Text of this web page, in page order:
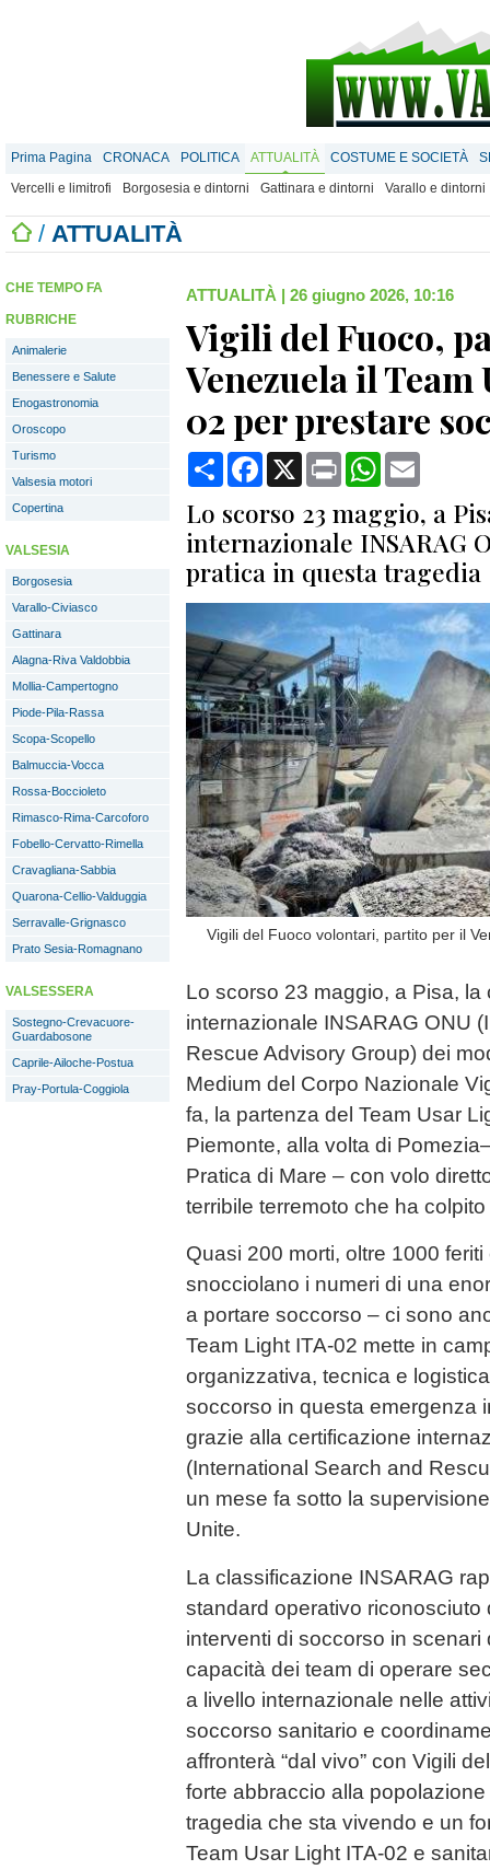
Prima Pagina CRONACA POLITICA ATTUALITÀ COSTUME E SOCIETÀ
Vercelli e limitrofi
Borgosesia e dintorni Gattinara e dintorni Varallo e dintorni
/ ATTUALITÀ
CHE TEMPO FA
RUBRICHE
Animalerie
Benessere e Salute
Enogastronomia
Oroscopo
Turismo
Valsesia motori
Copertina
VALSESIA
Borgosesia
Varallo-Civiasco
Gattinara
Alagna-Riva Valdobbia
Mollia-Campertogno
Piode-Pila-Rassa
Scopa-Scopello
Balmuccia-Vocca
Rossa-Boccioleto
Rimasco-Rima-Carcoforo
Fobello-Cervatto-Rimella
Cravagliana-Sabbia
Quarona-Cellio-Valduggia
Serravalle-Grignasco
Prato Sesia-Romagnano
VALSESSERA
Sostegno-Crevacuore-
Guardabosone
Caprile-Ailoche-Postua
Pray-Portula-Coggiola
ATTUALITÀ | 26 giugno 2026, 10:16
Vigili del Fuoco,
Venezuela il
02 per prestare
CondividiFacebook
X Print WhatsApp
Lo scorso 23 maggio, a
internazionale INSARAG
pratica in questa tragedia
Vigili del Fuoco volontari, partito per il
Lo scorso 23 maggio, a Pisa, la
internazionale INSARAG ONU
Rescue Advisory Group) dei
Medium del Corpo Nazionale
fa, la partenza del Team Usar
Piemonte, alla volta di
Pratica di Mare – con volo
terribile terremoto che ha
Quasi 200 morti, oltre 1000
snocciolano i numeri di una
a portare soccorso – ci sono
Team Light ITA-02 mette in
organizzativa, tecnica e
soccorso in questa emergenza
grazie alla certificazione
(International Search and
un mese fa sotto la
Unite.
La classificazione INSARAG
standard operativo riconosciuto
interventi di soccorso in
capacità dei team di operare
a livello internazionale nelle
soccorso sanitario e
affronterà “dal vivo” con Vigili
forte abbraccio alla
tragedia che sta vivendo e un
Team Usar Light ITA-02 e